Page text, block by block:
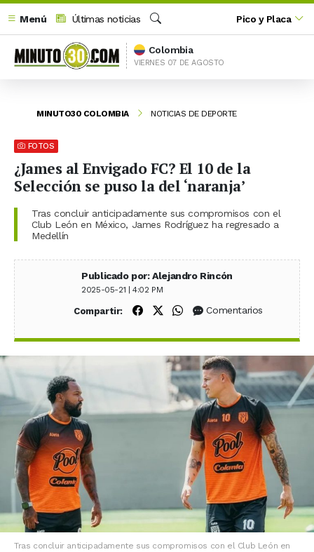
Menú
Últimas noticias
Buscar
Pico y Placa
Colombia
VIERNES 07 DE AGOSTO
MINUTO30 COLOMBIA NOTICIAS DE DEPORTE
FOTOS
¿James al Envigado FC? El 10 de la
Selección se puso la del ‘naranja’
Tras concluir anticipadamente sus compromisos con el
Club León en México, James Rodríguez ha regresado a
Medellín
Publicado por: Alejandro Rincón
2025-05-21 | 4:02 PM
Compartir: Compartir en Facebook
Compartir en X (Twitter)
Compartir en WhatsApp
Comentarios
Tras concluir anticipadamente sus compromisos con el Club León en